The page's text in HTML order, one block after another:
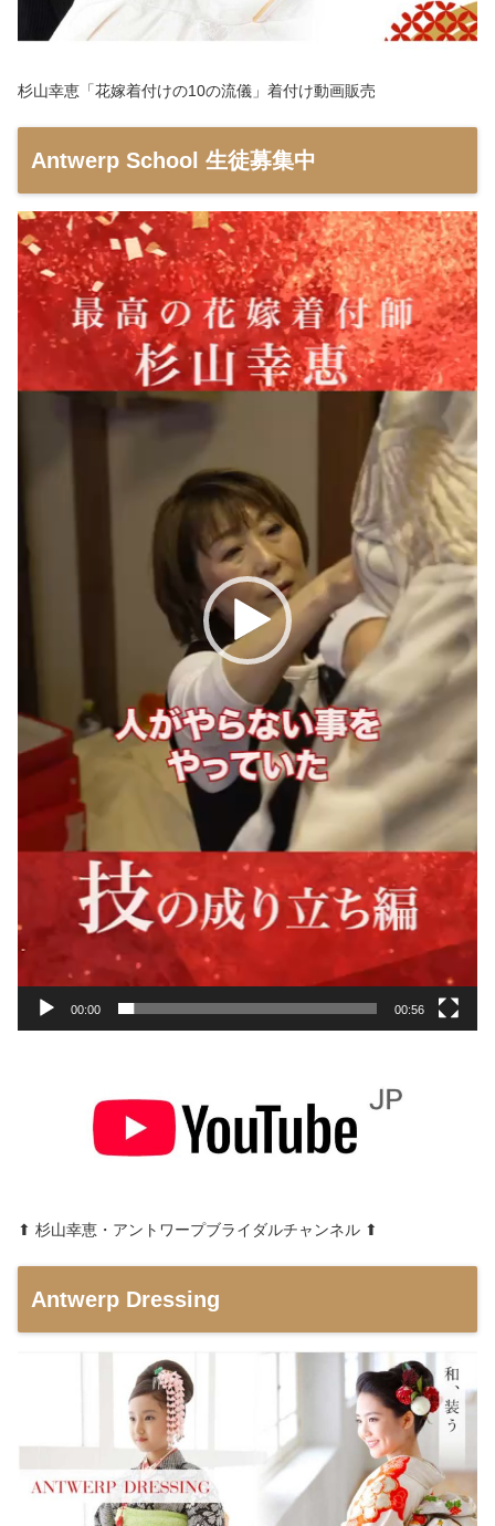
杉山幸恵「花嫁着付けの10の流儀」着付け動画販売
Antwerp School 生徒募集中
動
画
プ
ー
00:00 00:56
⬆︎ 杉山幸恵・アントワープブライダルチャンネル ⬆︎
Antwerp Dressing